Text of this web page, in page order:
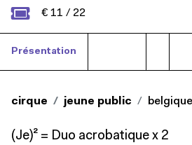
€ 11 / 22
Présentation
cirque jeune public belgique
(Je)² = Duo acrobatique x 2